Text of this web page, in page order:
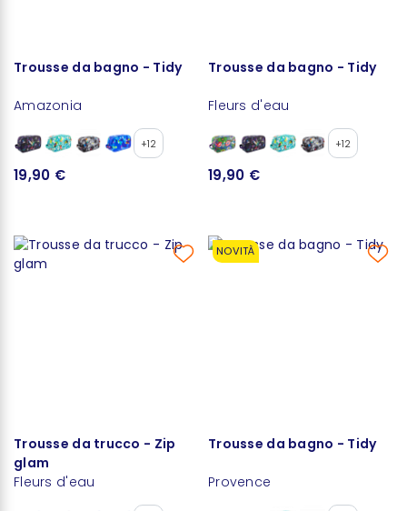
Trousse da bagno - Tidy
Amazonia
+12
19,90 €
Trousse da bagno - Tidy
Fleurs d'eau
+12
19,90 €
Trousse da trucco - Zip
glam
Fleurs d'eau
NOVITÀ
Trousse da bagno - Tidy
Provence